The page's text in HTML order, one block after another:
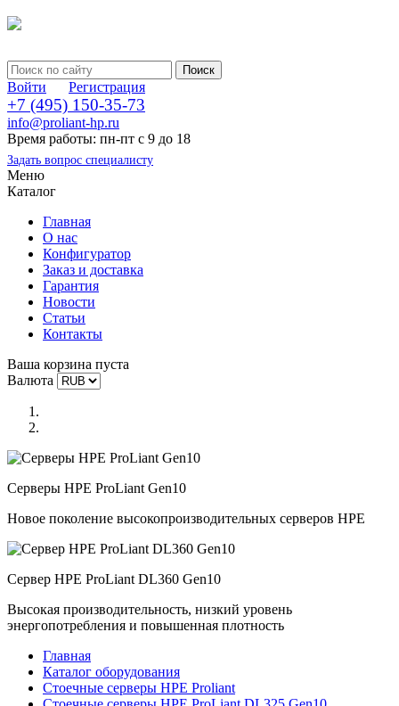
Войти Регистрация
+7 (495) 150-35-73
info@proliant-hp.ru
Время работы: пн-пт с 9 до 18
Задать вопрос специалисту
Меню
Каталог
Главная
О нас
Конфигуратор
Заказ и доставка
Гарантия
Новости
Статьи
Контакты
Ваша корзина пуста
Валюта
Серверы HPE ProLiant Gen10
Новое поколение высокопроизводительных серверов HPE
Сервер HPE ProLiant DL360 Gen10
Высокая производительность, низкий уровень
энергопотребления и повышенная плотность
Главная
Каталог оборудования
Стоечные серверы HPE Proliant